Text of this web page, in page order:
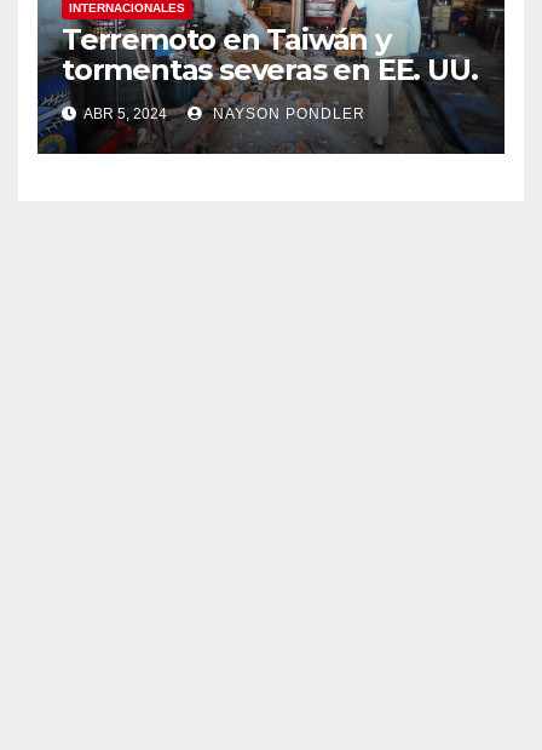
INTERNACIONALES
Terremoto en Taiwán y
tormentas severas en EE. UU.￼
ABR 5, 2024 NAYSON PONDLER